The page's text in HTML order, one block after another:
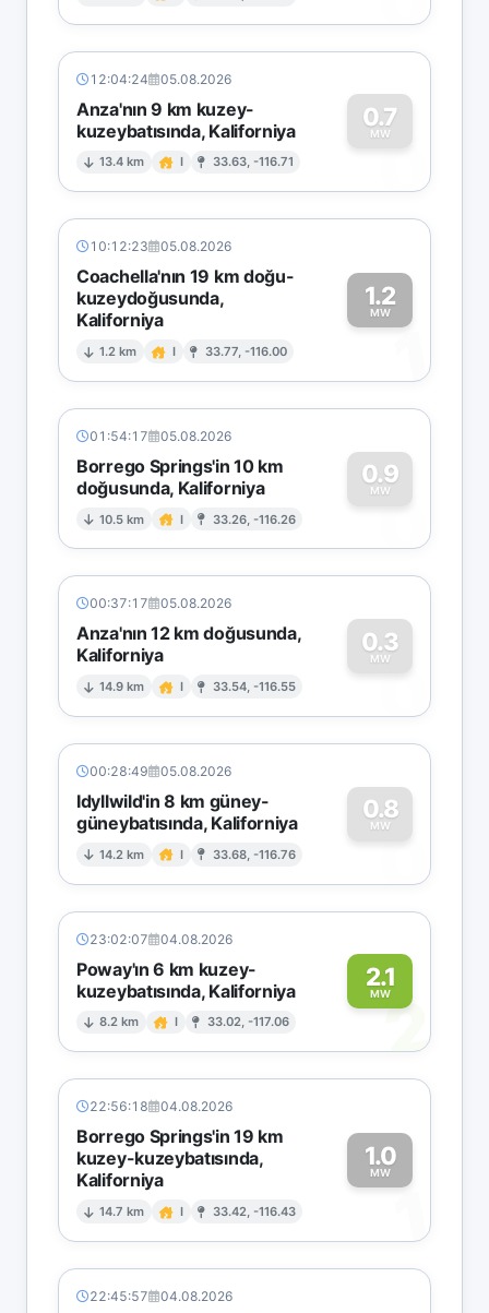
12:04:24 05.08.2026
Anza'nın 9 km kuzey-
kuzeybatısında, Kaliforniya
13.4 km I 33.63, -116.71
0.7
MW
0
10:12:23 05.08.2026
Coachella'nın 19 km doğu-
kuzeydoğusunda,
Kaliforniya
1.2 km I 33.77, -116.00
1.2
MW
1
01:54:17 05.08.2026
Borrego Springs'in 10 km
doğusunda, Kaliforniya
10.5 km I 33.26, -116.26
0.9
MW
0
00:37:17 05.08.2026
Anza'nın 12 km doğusunda,
Kaliforniya
14.9 km I 33.54, -116.55
0.3
MW
0
00:28:49 05.08.2026
Idyllwild'in 8 km güney-
güneybatısında, Kaliforniya
14.2 km I 33.68, -116.76
0.8
MW
0
23:02:07 04.08.2026
Poway'ın 6 km kuzey-
kuzeybatısında, Kaliforniya
8.2 km I 33.02, -117.06
2.1
MW2
22:56:18 04.08.2026
Borrego Springs'in 19 km
kuzey-kuzeybatısında,
Kaliforniya
14.7 km I 33.42, -116.43
1.0
MW
1
22:45:57 04.08.2026